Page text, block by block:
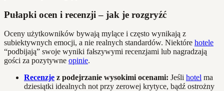
Pułapki ocen i recenzji – jak je rozgryźć
Oceny użytkowników bywają mylące i często wynikają z
subiektywnych emocji, a nie realnych standardów. Niektóre hotele
“podbijają” swoje wyniki fałszywymi recenzjami lub nagradzają
gości za pozytywne opinie.
Recenzje z podejrzanie wysokimi ocenami: Jeśli hotel ma
dziesiątki idealnych not przy zerowej krytyce, bądź ostrożny